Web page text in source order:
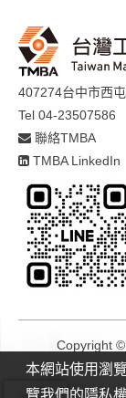
407274台中市西
Tel 04-23507586
聯絡TMBA
TMBA LinkedIn
Copyright
本網站使用瀏
覽我們的隱私